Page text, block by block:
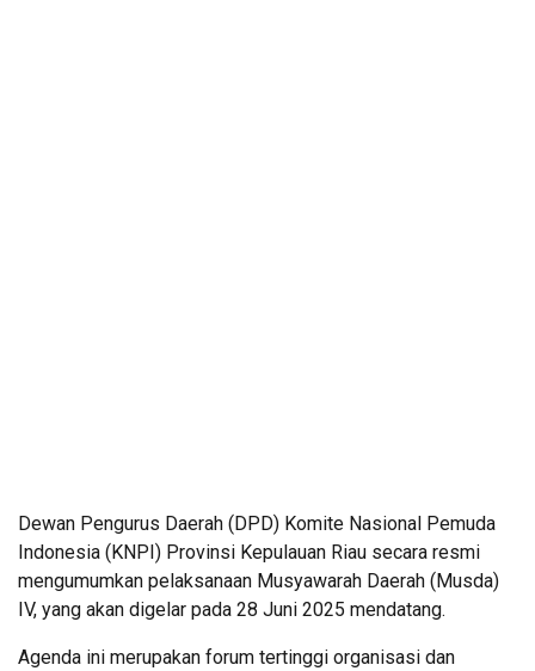
Dewan Pengurus Daerah (DPD) Komite Nasional Pemuda
Indonesia (KNPI) Provinsi Kepulauan Riau secara resmi
mengumumkan pelaksanaan Musyawarah Daerah (Musda)
IV, yang akan digelar pada 28 Juni 2025 mendatang.
Agenda ini merupakan forum tertinggi organisasi dan